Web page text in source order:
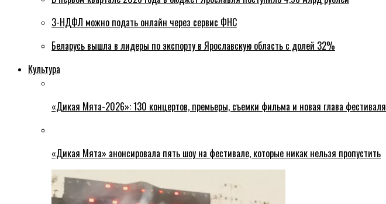
3-НДФЛ можно подать онлайн через сервис ФНС
Беларусь вышла в лидеры по экспорту в Ярославскую область с долей 32%
Культура
«Дикая Мята-2026»: 130 концертов, премьеры, съемки фильма и новая глава фестиваля
«Дикая Мята» анонсировала пять шоу на фестивале, которые никак нельзя пропустить